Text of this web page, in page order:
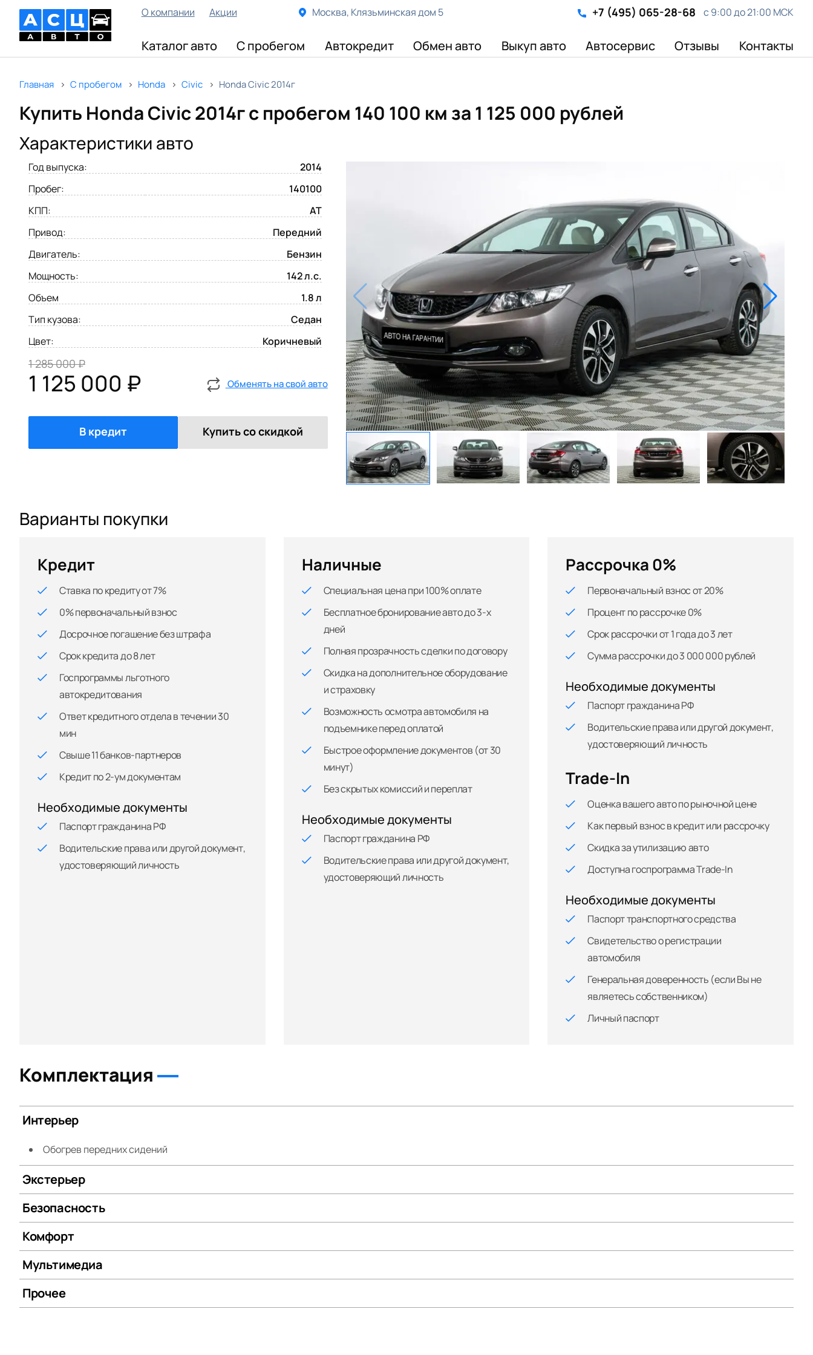
О компании Акции Москва, Клязьминская дом 5 +7 (495) 065-28-68 с 9:00 до 21:00 МСК
Каталог авто С пробегом Автокредит Обмен авто Выкуп авто Автосервис Отзывы Контакты
Главная С пробегом Honda Civic Honda Civic 2014г
Купить Honda Civic 2014г с пробегом 140 100 км за 1 125 000 рублей
Характеристики авто
Год выпуска:
2014
Пробег:
140100
КПП:
AT
Привод:
Передний
Двигатель:
Бензин
Мощность:
142 л.с.
Объем
1.8 л
Тип кузова:
Седан
Цвет:
Коричневый
1 285 000 ₽
1 125 000 ₽ Обменять на свой авто
В кредит Купить со скидкой
Варианты покупки
Кредит
Ставка по кредиту от 7%
0% первоначальный взнос
Досрочное погашение без штрафа
Срок кредита до 8 лет
Госпрограммы льготного
автокредитования
Ответ кредитного отдела в течении 30
мин
Свыше 11 банков-партнеров
Кредит по 2-ум документам
Необходимые документы
Паспорт гражданина РФ
Водительские права или другой документ,
удостоверяющий личность
Наличные
Специальная цена при 100% оплате
Бесплатное бронирование авто до 3-х
дней
Полная прозрачность сделки по договору
Скидка на дополнительное оборудование
и страховку
Возможность осмотра автомобиля на
подъемнике перед оплатой
Быстрое оформление документов (от 30
минут)
Без скрытых комиссий и переплат
Необходимые документы
Паспорт гражданина РФ
Водительские права или другой документ,
удостоверяющий личность
Рассрочка 0%
Первоначальный взнос от 20%
Процент по рассрочке 0%
Срок рассрочки от 1 года до 3 лет
Сумма рассрочки до 3 000 000 рублей
Необходимые документы
Паспорт гражданина РФ
Водительские права или другой документ,
удостоверяющий личность
Trade-In
Оценка вашего авто по рыночной цене
Как первый взнос в кредит или рассрочку
Скидка за утилизацию авто
Доступна госпрограмма Trade-In
Необходимые документы
Паспорт транспортного средства
Свидетельство о регистрации
автомобиля
Генеральная доверенность (если Вы не
являетесь собственником)
Личный паспорт
Комплектация
Интерьер
Обогрев передних сидений
Экстерьер
Безопасность
Комфорт
Мультимедиа
Прочее